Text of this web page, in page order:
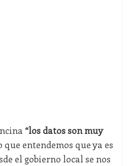
“los datos son muy
que entendemos que ya es
el gobierno local se nos